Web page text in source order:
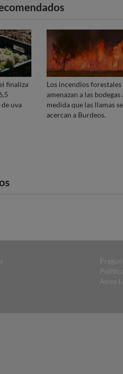
finaliza
uva
Los incendios forestales
amenazan a las bodegas
medida que las llamas se
acercan a Burdeos.
Aviso